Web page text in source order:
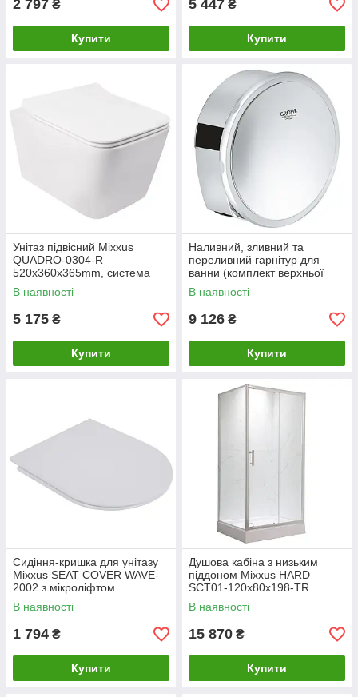
2 797 ₴
Купити
5 447 ₴
Купити
Унітаз підвісний Mixxus
QUADRO-0304-R
520x360x365mm, система
змиву RIMLESS (MI6707)
В наявності
5 175 ₴
Купити
Наливний, зливний та
переливний гарнітур для
ванни (комплект верхньої
монтажної частини) GROHE
Talentofill (19952000) (Колір
В наявності
9 126 ₴
Купити
Сидіння-кришка для унітазу
Mixxus SEAT COVER WAVE-
2002 з мікроліфтом
420х334х36mm (MI6695)
В наявності
1 794 ₴
Купити
Душова кабіна з низьким
піддоном Mixxus HARD
SCT01-120x80x198-TR
Chrome NEW прозоре скло
5мм (MI8428)
В наявності
15 870 ₴
Купити